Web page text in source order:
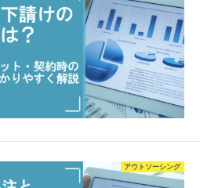
アウトソーシング